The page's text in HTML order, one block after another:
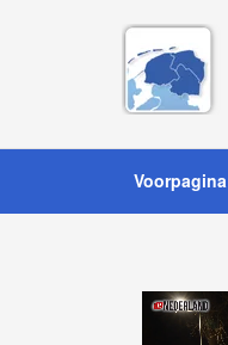
Voorpagina